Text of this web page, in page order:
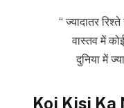
“ ज्यादातर
वास्तव में
दुनिया में
Koi Kisi Ka